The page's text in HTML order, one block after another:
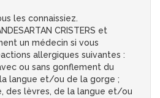
les connaissiez.
CRISTERS et
un médecin si vous
allergiques suivantes :
ou sans gonflement du
langue et/ou de la gorge ;
des lèvres, de la langue et/ou